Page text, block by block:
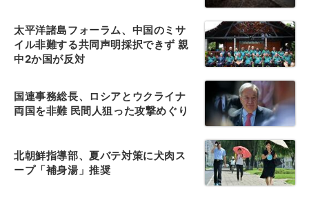
太平洋諸島フォーラム、中国のミサ
イル非難する共同声明採択できず 親
中2か国が反対
国連事務総長、ロシアとウクライナ
両国を非難 民間人狙った攻撃めぐり
北朝鮮指導部、夏バテ対策に犬肉ス
ープ「補身湯」推奨